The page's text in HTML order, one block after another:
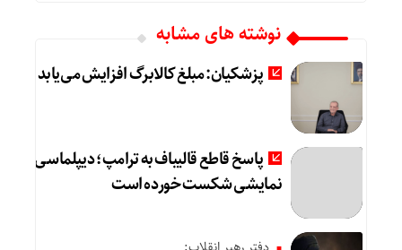
نوشته های مشابه
پزشکیان: مبلغ کالابرگ افزایش می‌یابد
پاسخ قاطع قالیباف به ترامپ؛ دیپلماسی
نمایشی شکست خورده است